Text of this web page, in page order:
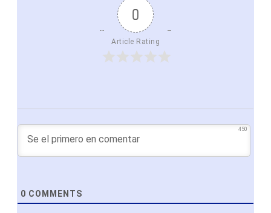
0
Article Rating
450
0 COMMENTS